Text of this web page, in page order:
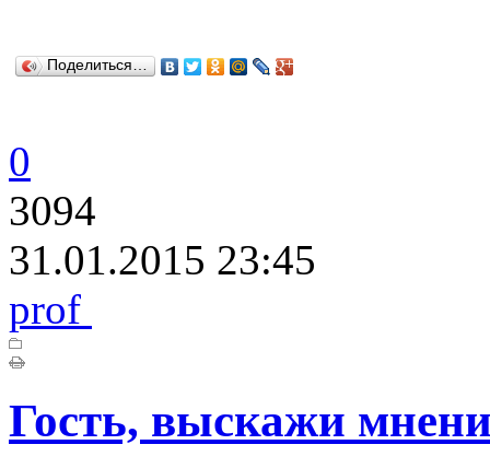
Поделиться…
0
3094
31.01.2015 23:45
prof
Гость, выскажи